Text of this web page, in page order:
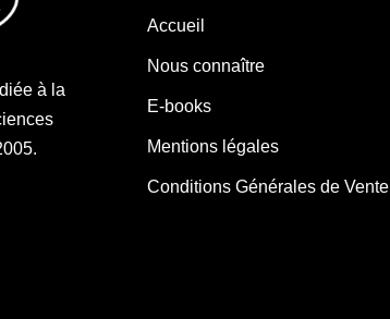
à la
Accueil
Nous connaître
E-books
Mentions légales
Conditions Générales de Vente